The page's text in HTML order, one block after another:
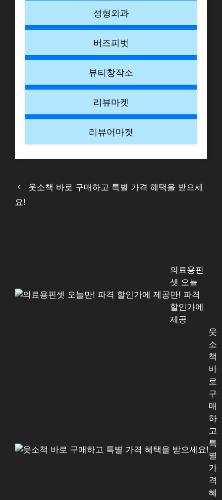
성형외과
버즈피벗
뷰티창작소
리뷰마켓
리뷰어마켓
웃소책 바로 구매하고 특별 가격 혜택을 받으세
요!
의료용핀
셋 오늘
만! 파격
할인가에
제공
웃
소
책
바
로
구
매
하
고
특
별
가
격
혜